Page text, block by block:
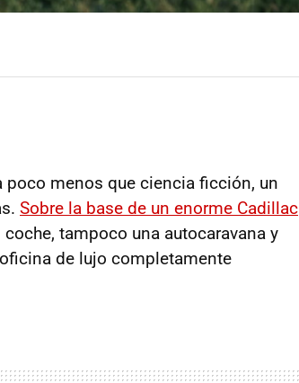
poco menos que ciencia ficción, un
Sobre la base de un enorme Cadillac
tampoco una autocaravana y
de lujo completamente